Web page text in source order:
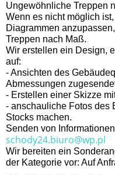
Ungewöhnliche Treppen
Wenn es nicht möglich
Diagrammen
Treppen nach Maß.
Wir erstellen ein Design,
auf:
- Ansichten des
Abmessungen
- Erstellen einer Skizze
- anschauliche Fotos des
Stocks machen.
Senden von
schody24.biuro@wp.pl
Wir bereiten ein
der Kategorie vor: Auf